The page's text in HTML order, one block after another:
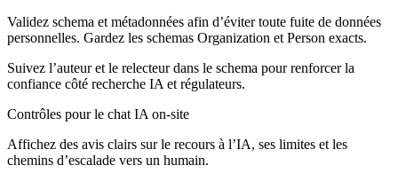
Validez schema et métadonnées afin d’éviter toute fuite de données
personnelles. Gardez les schemas Organization et Person exacts.
Suivez l’auteur et le relecteur dans le schema pour renforcer la
confiance côté recherche IA et régulateurs.
Contrôles pour le chat IA on-site
Affichez des avis clairs sur le recours à l’IA, ses limites et les
chemins d’escalade vers un humain.